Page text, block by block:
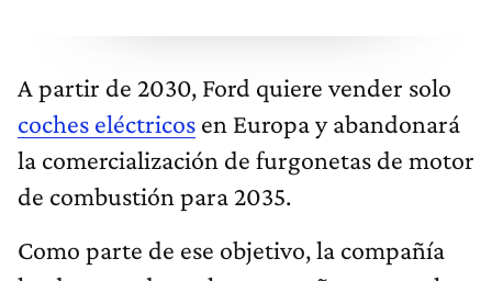
A partir de 2030, Ford quiere vender solo
coches eléctricos en Europa y abandonará
la comercialización de furgonetas de motor
de combustión para 2035.
Como parte de ese objetivo, la compañía